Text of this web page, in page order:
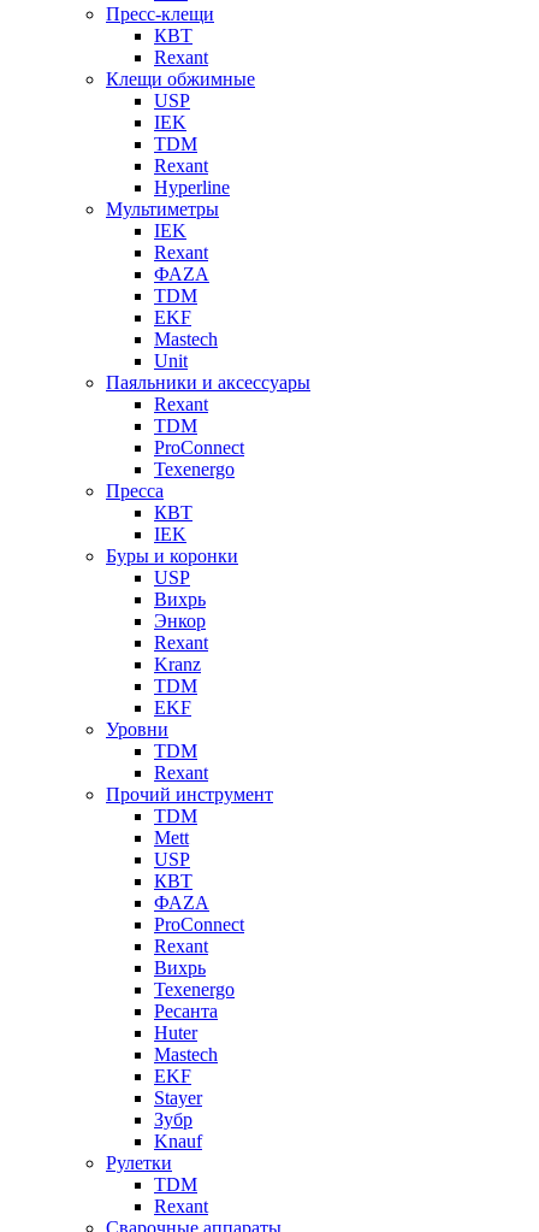
Пресс-клещи
КВТ
Rexant
Клещи обжимные
USP
IEK
TDM
Rexant
Hyperline
Мультиметры
IEK
Rexant
ФАZА
TDM
EKF
Mastech
Unit
Паяльники и аксессуары
Rexant
TDM
ProConnect
Texenergo
Пресса
КВТ
IEK
Буры и коронки
USP
Вихрь
Энкор
Rexant
Kranz
TDM
EKF
Уровни
TDM
Rexant
Прочий инструмент
TDM
Mett
USP
КВТ
ФАZА
ProConnect
Rexant
Вихрь
Texenergo
Ресанта
Huter
Mastech
EKF
Stayer
Зубр
Knauf
Рулетки
TDM
Rexant
Сварочные аппараты